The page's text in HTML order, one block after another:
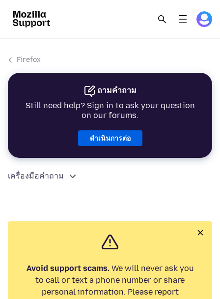
Firefox
ถามคำถาม
Still need help? Sign in to ask your question
on our forums.
ดำเนินการต่อ
เครื่องมือคำถาม
Avoid support scams.We will never ask you
to call or text a phone number or share
personal information. Please report